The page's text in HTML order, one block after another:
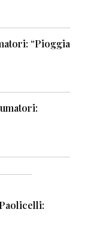
“Pioggia